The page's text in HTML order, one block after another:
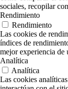
sociales, recopilar
Rendimiento
Rendimiento
Las cookies de
índices de
mejor experiencia de
Analítica
Analítica
Las cookies